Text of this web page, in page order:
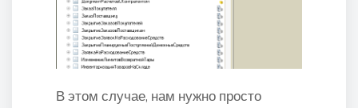
В этом случае, нам нужно просто